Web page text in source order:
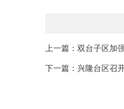
上一篇：双台子区加
下一篇：兴隆台区召